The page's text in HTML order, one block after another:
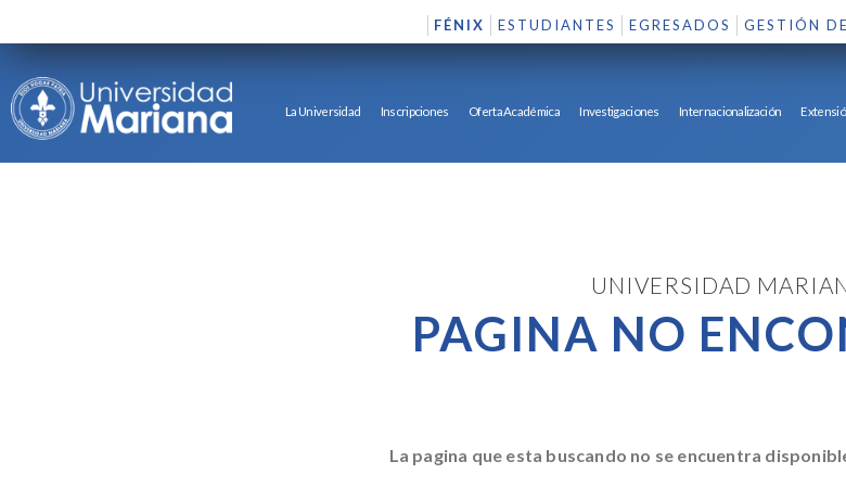
FÉNIX ESTUDIANTES EGRESADOS GESTIÓN
La Universidad Inscripciones Oferta Académica Investigaciones Internacionalización
UNIVERSIDAD
PAGINA NO
La pagina que esta buscando no se encuentra